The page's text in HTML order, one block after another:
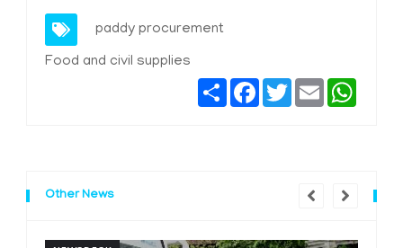
paddy procurement
Food and civil supplies
ShareFacebook
TwitterEmail
Other News